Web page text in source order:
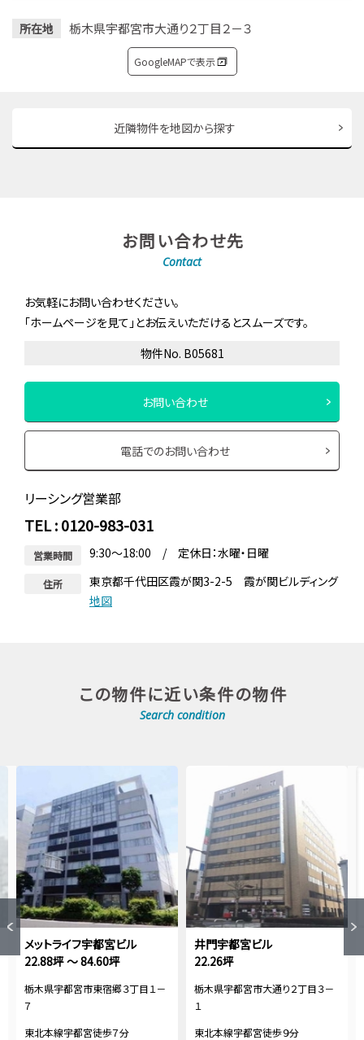
所在地 栃木県宇都宮市大通り２丁目２－３
GoogleMAPで表示
近隣物件を地図から探す
お問い合わせ先
Contact
お気軽にお問い合わせください。
「ホームページを見て」とお伝えいただけるとスムーズです。
物件No. B05681
お問い合わせ
電話でのお問い合わせ
リーシング営業部
TEL : 0120-983-031
営業時間 9:30～18:00 / 定休日：水曜・日曜
住所
東京都千代田区霞が関3-2-5 霞が関ビルディング
地図
この物件に近い条件の物件
Search condition
メットライフ宇都宮ビル
22.88坪 ～ 84.60坪
栃木県宇都宮市東宿郷３丁目１－
７
東北本線宇都宮徒歩７分
井門宇都宮ビル
22.26坪
栃木県宇都宮市大通り２丁目３－
１
東北本線宇都宮徒歩９分